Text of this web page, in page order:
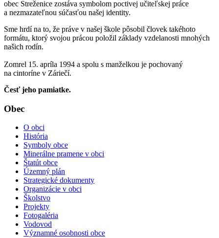
obec Streženice zostáva symbolom poctivej učiteľskej práce
a nezmazateľnou súčasťou našej identity.
Sme hrdí na to, že práve v našej škole pôsobil človek takéhoto
formátu, ktorý svojou prácou položil základy vzdelanosti mnohých
našich rodín.
Zomrel 15. apríla 1994 a spolu s manželkou je pochovaný
na cintoríne v Záriečí.
Česť jeho pamiatke.
Obec
O obci
História
Symboly obce
Minerálne pramene v obci
Štatút obce
Územný plán
Strategické dokumenty
Organizácie v obci
Školstvo
Projekty
Fotogaléria
Vodovod
Významné osobnosti obce